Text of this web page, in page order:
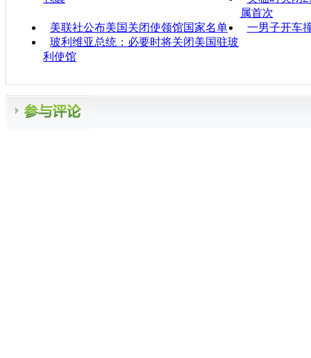
属首次
美联社公布美国关闭使领馆国家名单
一男子开车
玻利维亚总统：必要时将关闭美国驻玻
利使馆